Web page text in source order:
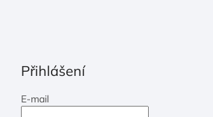
Přihlášení
E-mail